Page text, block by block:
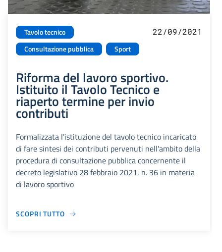
Tavolo tecnico
Consultazione pubblica
Sport
22/09/2021
Riforma del lavoro sportivo.
Istituito il Tavolo Tecnico e
riaperto termine per invio
contributi
Formalizzata l'istituzione del tavolo tecnico incaricato
di fare sintesi dei contributi pervenuti nell'ambito della
procedura di consultazione pubblica concernente il
decreto legislativo 28 febbraio 2021, n. 36 in materia
di lavoro sportivo
SCOPRI TUTTO